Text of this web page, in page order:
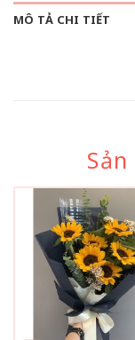
MÔ TẢ CHI TIẾT